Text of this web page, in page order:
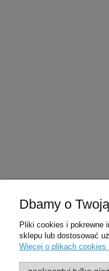
Pomoc
Dbamy o
Pliki cookies i pokrewne
sklepu lub dostosować
Więcej o plikach cookies